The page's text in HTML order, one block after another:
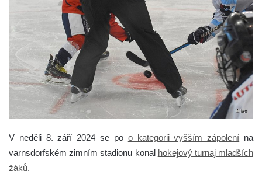
V neděli 8. září 2024 se po o kategorii vyšším zápolení na
varnsdorfském zimním stadionu konal hokejový turnaj mladších
žáků.